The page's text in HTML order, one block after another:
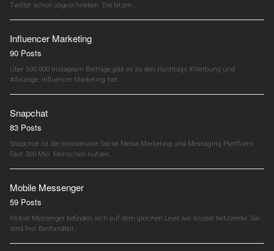
Twitter schon abgeschrieben. Die letzen…
Influencer Marketing
90 Posts
Über 500.000 Instagram Beiträge gibt es zu den Hashtags #Werbung und
#Anzeige. Influencer Marketing hat…
Snapchat
83 Posts
Snapchat ist die innovativste Social Media Marketing und Messaging Plattform.
Fast 300 Mio. Menschen nutzen…
Mobile Messenger
59 Posts
Mobile Messenger befinden sich auf dem gleichen Level wie soziale Netzwerke. Sie
sind fest Bestandteil…